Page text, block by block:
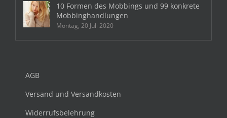
10 Formen des Mobbings und 99 konkrete
Mobbinghandlungen
Montag, 20 Juli 2020
AGB
Versand und Versandkosten
Widerrufsbelehrung